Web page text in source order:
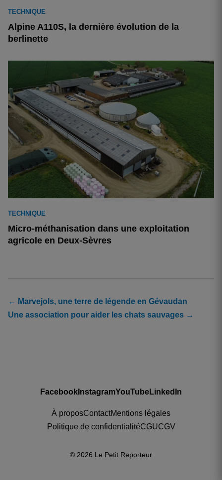
TECHNIQUE
Alpine A110S, la dernière évolution de la
berlinette
TECHNIQUE
Micro-méthanisation dans une exploitation
agricole en Deux-Sèvres
← Marvejols, une terre de légende en Gévaudan
Une association pour aider les chats sauvages →
Facebook InstagramYouTubeLinkedIn
À proposContactMentions légales
Politique de confidentialitéCGUCGV
© 2026 Le Petit Reporteur